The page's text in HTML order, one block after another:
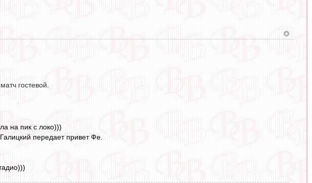
гостевой.
на пик с локо)))
передает привет Фе.